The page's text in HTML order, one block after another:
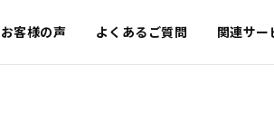
お客様の声 よくあるご質問 関連サー